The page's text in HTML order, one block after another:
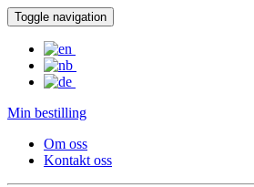
Toggle navigation
Min bestilling
Om oss
Kontakt oss